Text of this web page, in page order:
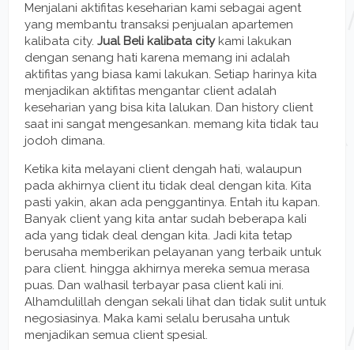
Menjalani aktifitas keseharian kami sebagai agent
yang membantu transaksi penjualan apartemen
kalibata city. Jual Beli kalibata citykami lakukan
dengan senang hati karena memang ini adalah
aktifitas yang biasa kami lakukan. Setiap harinya kita
menjadikan aktifitas mengantar client adalah
keseharian yang bisa kita lalukan. Dan history client
saat ini sangat mengesankan. memang kita tidak tau
jodoh dimana.
Ketika kita melayani client dengah hati, walaupun
pada akhirnya client itu tidak deal dengan kita. Kita
pasti yakin, akan ada penggantinya. Entah itu kapan.
Banyak client yang kita antar sudah beberapa kali
ada yang tidak deal dengan kita. Jadi kita tetap
berusaha memberikan pelayanan yang terbaik untuk
para client. hingga akhirnya mereka semua merasa
puas. Dan walhasil terbayar pasa client kali ini.
Alhamdulillah dengan sekali lihat dan tidak sulit untuk
negosiasinya. Maka kami selalu berusaha untuk
menjadikan semua client spesial.